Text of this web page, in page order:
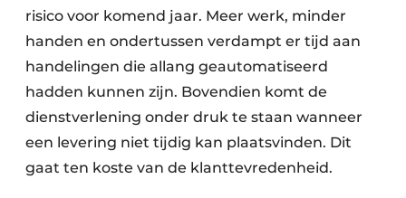
risico voor komend jaar. Meer werk, minder
handen en ondertussen verdampt er tijd aan
handelingen die allang geautomatiseerd
hadden kunnen zijn. Bovendien komt de
dienstverlening onder druk te staan wanneer
een levering niet tijdig kan plaatsvinden. Dit
gaat ten koste van de klanttevredenheid.